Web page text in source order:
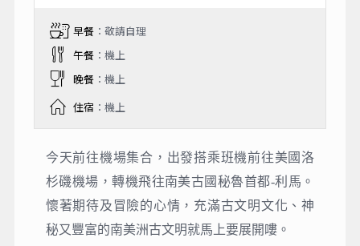
早餐：敬請自理
午餐：機上
晚餐：機上
住宿 ：機上
今天前往機場集合，出發搭乘班機前往美國洛
杉磯機場，轉機飛往南美古國秘魯首都-利馬。
懷著期待及冒險的⼼情，充滿古文明文化、神
秘又豐富的南美洲古文明就馬上要展開嘍。